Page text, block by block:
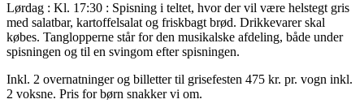
Lørdag : Kl. 17:30 : Spisning i teltet, hvor der vil være helstegt gris
med salatbar, kartoffelsalat og friskbagt brød. Drikkevarer skal
købes. Tanglopperne står for den musikalske afdeling, både under
spisningen og til en svingom efter spisningen.
Inkl. 2 overnatninger og billetter til grisefesten 475 kr. pr. vogn inkl.
2 voksne. Pris for børn snakker vi om.